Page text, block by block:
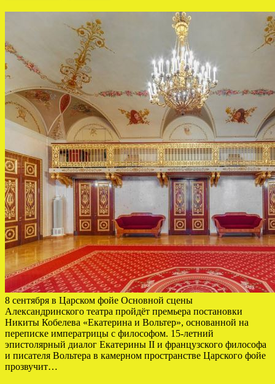
8 сентября в Царском фойе Основной сцены
Александринского театра пройдёт премьера постановки
Никиты Кобелева «Екатерина и Вольтер», основанной на
переписке императрицы с философом. 15-летний
эпистолярный диалог Екатерины II и французского философа
и писателя Вольтера в камерном пространстве Царского фойе
прозвучит…